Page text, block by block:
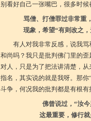
别看好自己一张嘴巴，很多时
骂僧、打僧罪过非常重
现象，希望“有则改之
有人对我非常反感，说我
和尚吗？我只是批判佛门里的
对人，只是为了把法讲清楚，
指名，其实说的就是我呀。那
斗争，何况我的批判都是有根
佛曾说过，“汝
这最重要，修行